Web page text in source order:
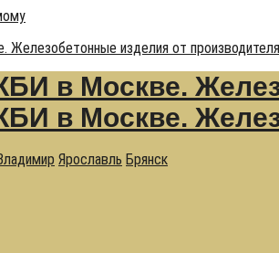
Железобетонные изделия от
Ярославль Брянск